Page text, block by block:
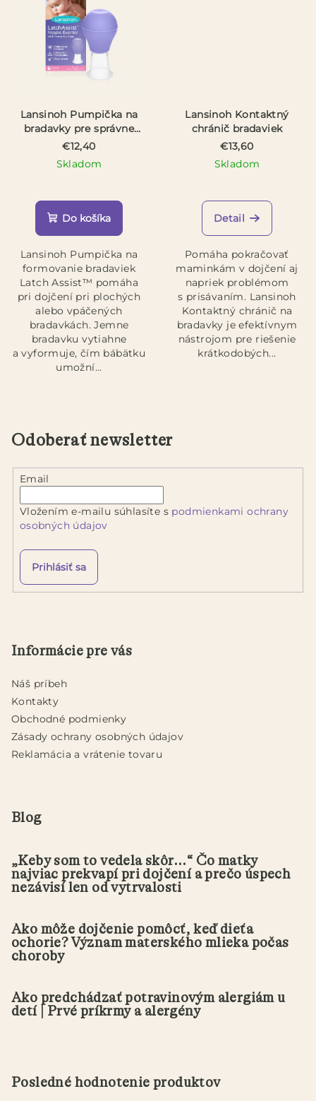
Lansinoh Pumpička na
bradavky pre správne
prisatie
€12,40
Skladom
Do košíka
Lansinoh Pumpička na
formovanie bradaviek
Latch Assist™ pomáha
pri dojčení pri plochých
alebo vpáčených
bradavkách. Jemne
bradavku vytiahne
a vyformuje, čím bábätku
umožní...
Lansinoh Kontaktný
chránič bradaviek
€13,60
Skladom
hodnotenie
produktu
z
5
hviezdičiek.
Detail
Pomáha pokračovať
maminkám v dojčení aj
napriek problémom
s prisávaním. Lansinoh
Kontaktný chránič na
bradavky je efektívnym
nástrojom pre riešenie
krátkodobých...
Odoberať newsletter
Email
Vložením e-mailu súhlasíte s podmienkami ochrany
osobných údajov
Prihlásiť sa
Informácie pre vás
Náš príbeh
Kontakty
Obchodné podmienky
Zásady ochrany osobných údajov
Reklamácia a vrátenie tovaru
Blog
„Keby som to vedela skôr...“ Čo matky
najviac prekvapí pri dojčení a prečo úspech
nezávisí len od vytrvalosti
Ako môže dojčenie pomôcť, keď dieťa
ochorie? Význam materského mlieka počas
choroby
Ako predchádzať potravinovým alergiám u
detí | Prvé príkrmy a alergény
Posledné hodnotenie produktov